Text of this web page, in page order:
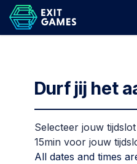
Overslaan naar inhoud
Durf jij het
Selecteer jouw
15min voor jouw
All dates and times